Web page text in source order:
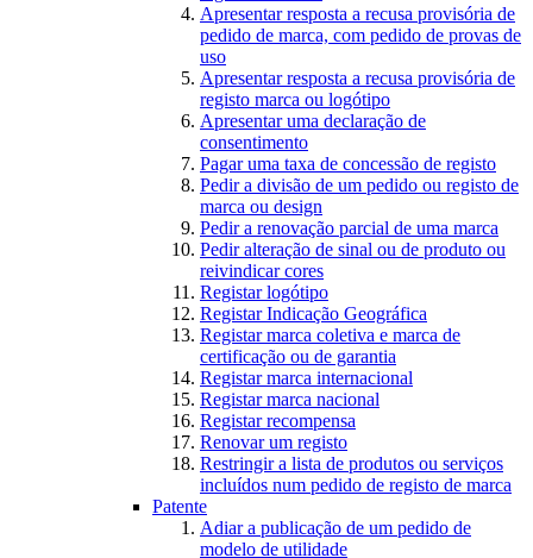
Apresentar resposta a recusa provisória de
pedido de marca, com pedido de provas de
uso
Apresentar resposta a recusa provisória de
registo marca ou logótipo
Apresentar uma declaração de
consentimento
Pagar uma taxa de concessão de registo
Pedir a divisão de um pedido ou registo de
marca ou design
Pedir a renovação parcial de uma marca
Pedir alteração de sinal ou de produto ou
reivindicar cores
Registar logótipo
Registar Indicação Geográfica
Registar marca coletiva e marca de
certificação ou de garantia
Registar marca internacional
Registar marca nacional
Registar recompensa
Renovar um registo
Restringir a lista de produtos ou serviços
incluídos num pedido de registo de marca
Patente
Adiar a publicação de um pedido de
modelo de utilidade